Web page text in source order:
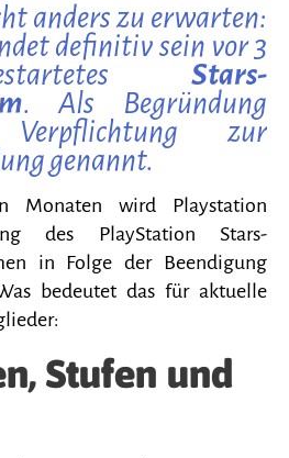
definitiv sein vor 3
Stars-
. Als Begründung
zur
genannt.
Monaten wird Playstation
des PlayStation Stars-
in Folge der Beendigung
bedeutet das für aktuelle
Stufen und